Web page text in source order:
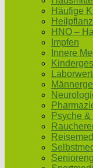
Häufige
HNO –
Impfen
Innere
Psyche